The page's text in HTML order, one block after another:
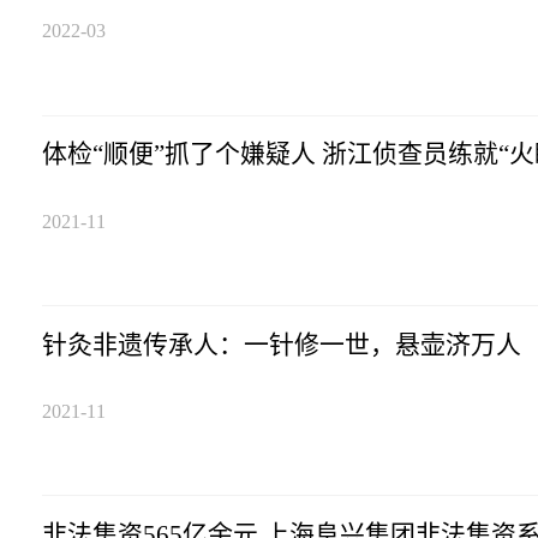
2022-03
体检“顺便”抓了个嫌疑人 浙江侦查员练就“
2021-11
针灸非遗传承人：一针修一世，悬壶济万人
2021-11